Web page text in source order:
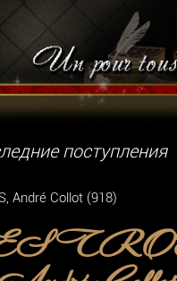
поступления
André Collot (918)